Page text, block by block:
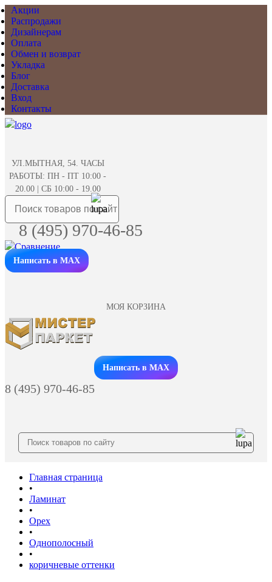
Акции
Распродажи
Дизайнерам
Оплата
Обмен и возврат
Укладка
Блог
Доставка
Вход
Контакты
УЛ.МЫТНАЯ, 54. ЧАСЫ
РАБОТЫ: ПН - ПТ 10:00 -
20.00 | СБ 10:00 - 19.00
8 (495) 970-46-85
Написать в MAX
МОЯ КОРЗИНА
Заказать звонок
Написать в MAX
8 (495) 970-46-85
Главная страница
•
Ламинат
•
Орех
•
Однополосный
•
коричневые оттенки